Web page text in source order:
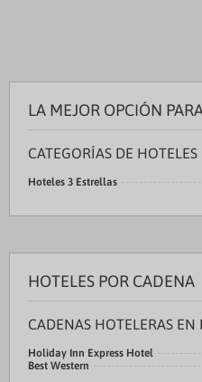
LA MEJOR OPCIÓN
CATEGORÍAS DE HOTELES
Hoteles 3 Estrellas
HOTELES POR CADENA
CADENAS HOTELERAS EN
Holiday Inn Express Hotel
Best Western